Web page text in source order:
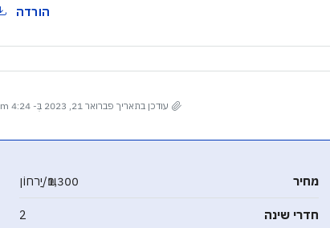
הורדה
עודכן בתאריך פברואר 21, 2023 בְּ- 4:24 pm
מחיר ₪1,300/יַרחוֹן
חדרי שינה 2